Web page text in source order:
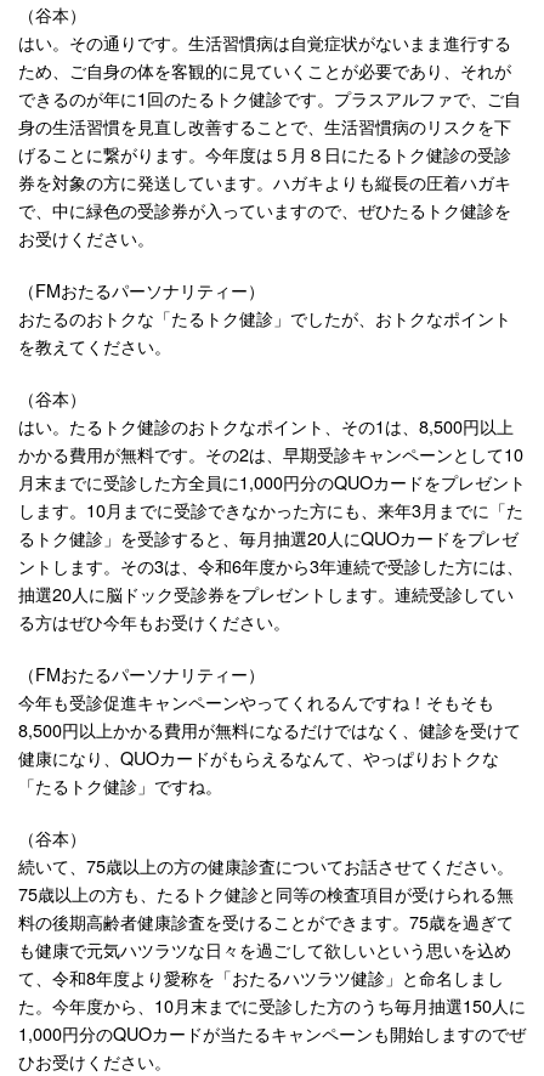
（谷本）
はい。その通りです。生活習慣病は自覚症状がないまま進行する
ため、ご自身の体を客観的に見ていくことが必要であり、それが
できるのが年に1回のたるトク健診です。プラスアルファで、ご自
身の生活習慣を見直し改善することで、生活習慣病のリスクを下
げることに繋がります。今年度は５月８日にたるトク健診の受診
券を対象の方に発送しています。ハガキよりも縦長の圧着ハガキ
で、中に緑色の受診券が入っていますので、ぜひたるトク健診を
お受けください。
（FMおたるパーソナリティー）
おたるのおトクな「たるトク健診」でしたが、おトクなポイント
を教えてください。
（谷本）
はい。たるトク健診のおトクなポイント、その1は、8,500円以上
かかる費用が無料です。その2は、早期受診キャンペーンとして10
月末までに受診した方全員に1,000円分のQUOカードをプレゼント
します。10月までに受診できなかった方にも、来年3月までに「た
るトク健診」を受診すると、毎月抽選20人にQUOカードをプレゼ
ントします。その3は、令和6年度から3年連続で受診した方には、
抽選20人に脳ドック受診券をプレゼントします。連続受診してい
る方はぜひ今年もお受けください。
（FMおたるパーソナリティー）
今年も受診促進キャンペーンやってくれるんですね！そもそも
8,500円以上かかる費用が無料になるだけではなく、健診を受けて
健康になり、QUOカードがもらえるなんて、やっぱりおトクな
「たるトク健診」ですね。
（谷本）
続いて、75歳以上の方の健康診査についてお話させてください。
75歳以上の方も、たるトク健診と同等の検査項目が受けられる無
料の後期高齢者健康診査を受けることができます。75歳を過ぎて
も健康で元気ハツラツな日々を過ごして欲しいという思いを込め
て、令和8年度より愛称を「おたるハツラツ健診」と命名しまし
た。今年度から、10月末までに受診した方のうち毎月抽選150人に
1,000円分のQUOカードが当たるキャンペーンも開始しますのでぜ
ひお受けください。